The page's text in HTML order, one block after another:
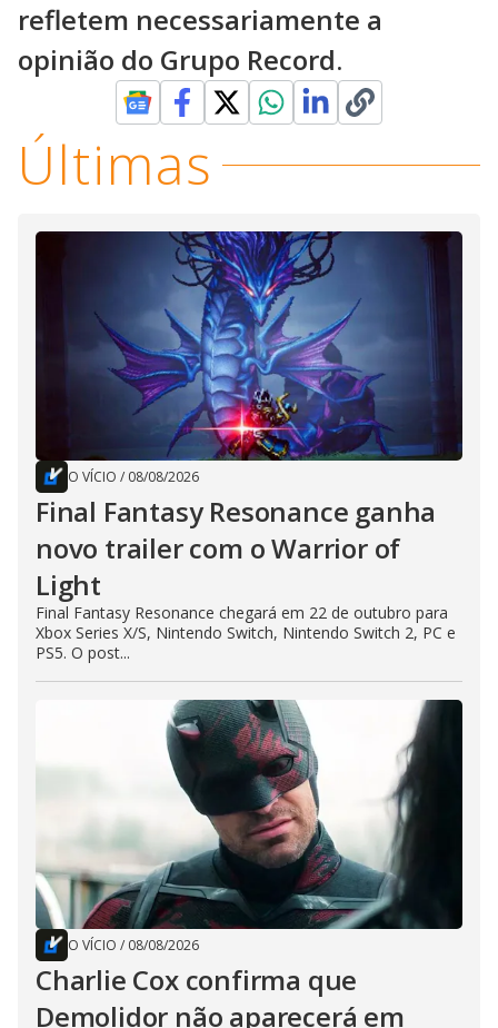
refletem necessariamente a
opinião do Grupo Record.
Últimas
O VÍCIO / 08/08/2026
Final Fantasy Resonance ganha
novo trailer com o Warrior of
Light
Final Fantasy Resonance chegará em 22 de outubro para
Xbox Series X/S, Nintendo Switch, Nintendo Switch 2, PC e
PS5. O post...
O VÍCIO / 08/08/2026
Charlie Cox confirma que
Demolidor não aparecerá em